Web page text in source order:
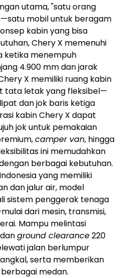
utama, "satu orang
mobil untuk beragam
kabin yang bisa
Chery X memenuhi
ketika menempuh
4.900 mm dan jarak
X memiliki ruang kabin
tata letak yang fleksibel—
dan jok baris ketiga
kabin Chery X dapat
jok untuk pemakaian
camper van, hingga
ini memudahkan
berbagai kebutuhan.
Indonesiayang memiliki
dan jalur air, model
sistem penggerak tenaga
dari mesin, transmisi,
Mampu melintasi
ground clearance220
jalan berlumpur
serta memberikan
medan.